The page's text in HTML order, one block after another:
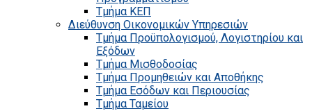
Τμήμα ΚΕΠ
Διεύθυνση Οικονομικών Υπηρεσιών
Τμήμα Προϋπολογισμού, Λογιστηρίου και
Εξόδων
Τμήμα Μισθοδοσίας
Τμήμα Προμηθειών και Αποθήκης
Τμήμα Εσόδων και Περιουσίας
Τμήμα Ταμείου